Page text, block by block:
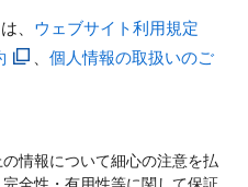
、 ウェブサイト利用規定
個人情報の取扱いのご
情報について細心の注意を払
全性・有用性等に関して保証